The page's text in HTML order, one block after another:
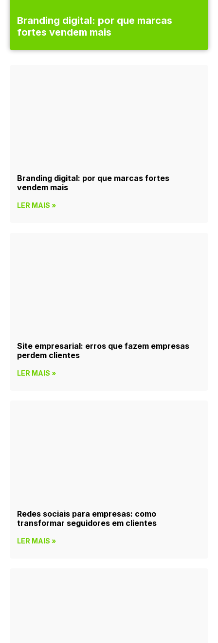
Branding digital: por que marcas
fortes vendem mais
Branding digital: por que marcas fortes
vendem mais
LER MAIS »
Site empresarial: erros que fazem empresas
perdem clientes
LER MAIS »
Redes sociais para empresas: como
transformar seguidores em clientes
LER MAIS »